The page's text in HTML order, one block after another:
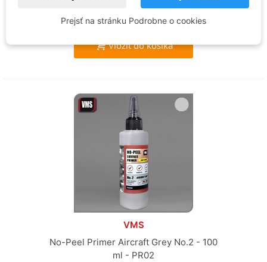
Skladom - ihneď k odoslaniu
Vložiť do košíka
VMS
No-Peel Primer Aircraft Grey No.2 - 100
ml - PR02
Prejsť na stránku Podrobne o cookies